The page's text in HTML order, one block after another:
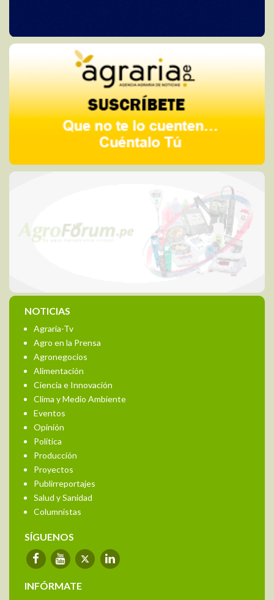
NOTICIAS
Agraria-Tv
Agro en la Prensa
Agronegocios
Alimentación
Ciencia e Innovación
Clima y Medio Ambiente
Eventos
Opinión
Política
Producción
Proyectos
Publirreportajes
Salud y Sanidad
Columnistas
SÍGUENOS
INFÓRMATE